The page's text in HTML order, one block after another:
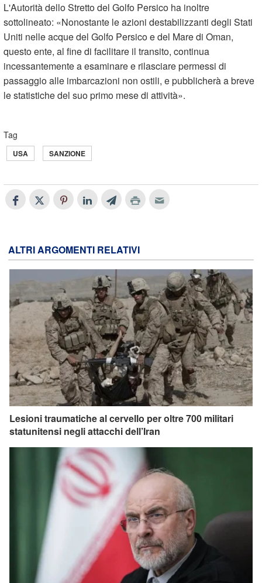
L'Autorità dello Stretto del Golfo Persico ha inoltre
sottolineato: «Nonostante le azioni destabilizzanti degli Stati
Uniti nelle acque del Golfo Persico e del Mare di Oman,
questo ente, al fine di facilitare il transito, continua
incessantemente a esaminare e rilasciare permessi di
passaggio alle imbarcazioni non ostili, e pubblicherà a breve
le statistiche del suo primo mese di attività».
Tag
USA SANZIONE
ALTRI ARGOMENTI RELATIVI
Lesioni traumatiche al cervello per oltre 700 militari
statunitensi negli attacchi dell’Iran